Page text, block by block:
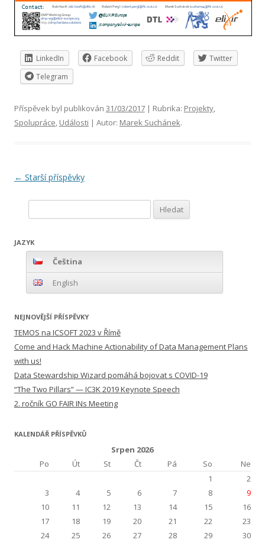
LinkedIn Facebook Reddit
Twitter
Telegram
Příspěvek byl publikován 31/03/2017| Rubrika: Projekty,
Spolupráce, Události | Autor: Marek Suchánek.
Navigace
← Starší příspěvky
JAZYK
Čeština
English
NEJNOVĚJŠÍ PŘÍSPĚVKY
TEMOS na ICSOFT 2023 v Římě
Come and Hack Machine Actionability of Data Management Plans
with us!
Data Stewardship Wizard pomáhá bojovat s COVID-19
“The Two Pillars” — IC3K 2019 Keynote Speech
2. ročník GO FAIR INs Meeting
KALENDÁŘ PŘÍSPĚVKŮ
Srpen 2026
Po
Út St Čt Pá So
Ne
1
2
3
4 5 6 7 8
9
10
11 12 13 14 15
16
17
18 19 20 21 22
23
24
25 26 27 28 29 30